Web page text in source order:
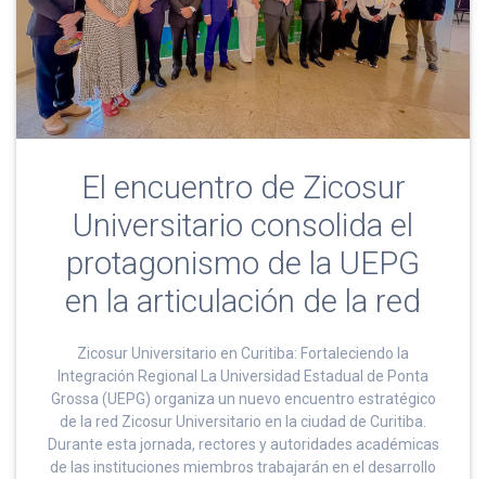
El encuentro de Zicosur
Universitario consolida el
protagonismo de la UEPG
en la articulación de la red
Zicosur Universitario en Curitiba: Fortaleciendo la
Integración Regional La Universidad Estadual de Ponta
Grossa (UEPG) organiza un nuevo encuentro estratégico
de la red Zicosur Universitario en la ciudad de Curitiba.
Durante esta jornada, rectores y autoridades académicas
de las instituciones miembros trabajarán en el desarrollo